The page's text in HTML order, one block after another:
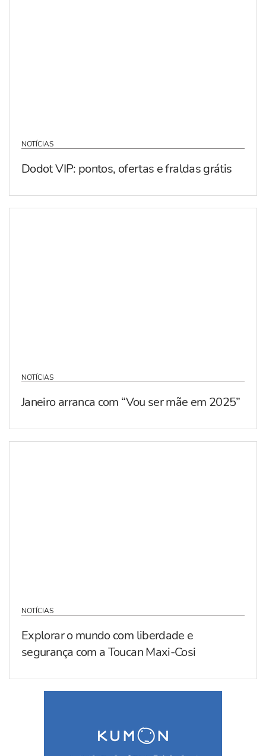
NOTÍCIAS
Dodot VIP: pontos, ofertas e fraldas grátis
NOTÍCIAS
Janeiro arranca com “Vou ser mãe em 2025”
NOTÍCIAS
Explorar o mundo com liberdade e
segurança com a Toucan Maxi-Cosi